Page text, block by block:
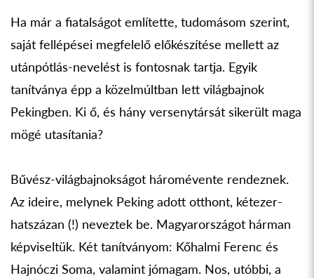
Ha már a fiatalságot említette, tudomásom szerint,
saját fellépései megfelelő előkészítése mellett az
utánpótlás-nevelést is fontosnak tartja. Egyik
tanítványa épp a közelmúltban lett világbajnok
Pekingben. Ki ő, és hány versenytársát sikerült maga
mögé utasítania?
Bűvész-világbajnokságot háromévente rendeznek.
Az ideire, melynek Peking adott otthont, kétezer-
hatszázan (!) neveztek be. Magyarországot hárman
képviseltük. Két tanítványom: Kőhalmi Ferenc és
Hajnóczi Soma, valamint jómagam. Nos, utóbbi, a